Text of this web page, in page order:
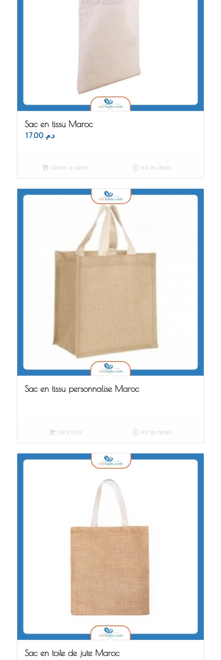
Sac en tissu Maroc
د.م. 17.00
Ajouter au panier Voir les détails
Sac en tissu personnalise Maroc
Lire la suite Voir les détails
Sac en toile de jute Maroc